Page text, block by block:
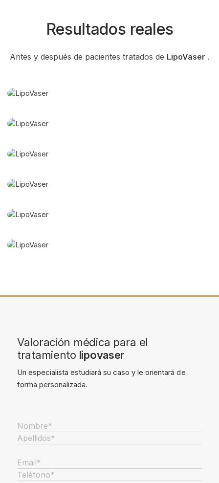
Resultados reales
Antes y después de pacientes tratados de LipoVaser .
Valoración médica para el
tratamiento lipovaser
Un especialista estudiará su caso y le orientará de
forma personalizada.